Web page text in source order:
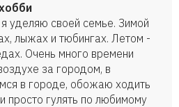
уделяю своей семье. Зимой
лыжах и тюбингах. Летом -
Очень много времени
за городом, в
в городе, обожаю ходить
просто гулять по любимому